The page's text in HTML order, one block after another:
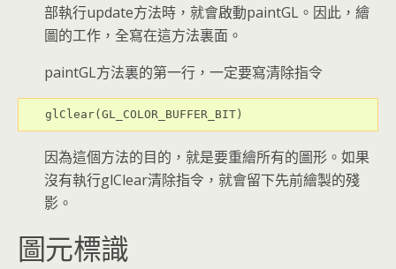
部執行update方法時，就會啟動paintGL。因此，繪
圖的工作，全寫在這方法裏面。
paintGL方法裏的第一行，一定要寫清除指令
glClear(GL_COLOR_BUFFER_BIT)
因為這個方法的目的，就是要重繪所有的圖形。如果
沒有執行glClear清除指令，就會留下先前繪製的殘
影。
圖元標識